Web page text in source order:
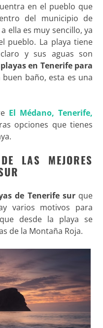
en el pueblo que
del municipio de
ella es muy sencillo, ya
pueblo. La playa tiene
y sus aguas son
playas en Tenerife para
baño, esta es una
El Médano, Tenerife,
opciones que tienes
LAS MEJORES
de Tenerife surque
varios motivos para
desde la playa se
de la Montaña Roja.